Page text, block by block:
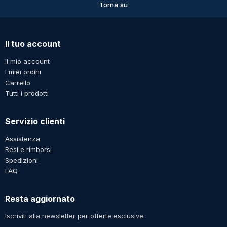
Torna su
Il tuo account
Il mio account
I miei ordini
Carrello
Tutti i prodotti
Servizio clienti
Assistenza
Resi e rimborsi
Spedizioni
FAQ
Resta aggiornato
Iscriviti alla newsletter per offerte esclusive.